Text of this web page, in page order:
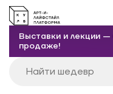
Выставки и лекции
продаже!